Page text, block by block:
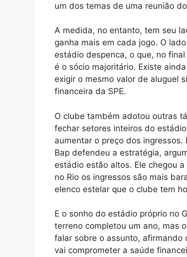
um dos temas de uma reunião
A medida, no entanto, tem seu
ganha mais em cada jogo. O
estádio despenca, o que, no
é o sócio majoritário. Existe
exigir o mesmo valor de aluguel
financeira da SPE.
O clube também adotou outras
fechar setores inteiros do
aumentar o preço dos
Bap defendeu a estratégia,
estádio estão altos. Ele chegou
no Rio os ingressos são mais
elenco estelar que o clube tem
E o sonho do estádio próprio no
terreno completou um ano, mas
falar sobre o assunto, afirmando
vai comprometer a saúde